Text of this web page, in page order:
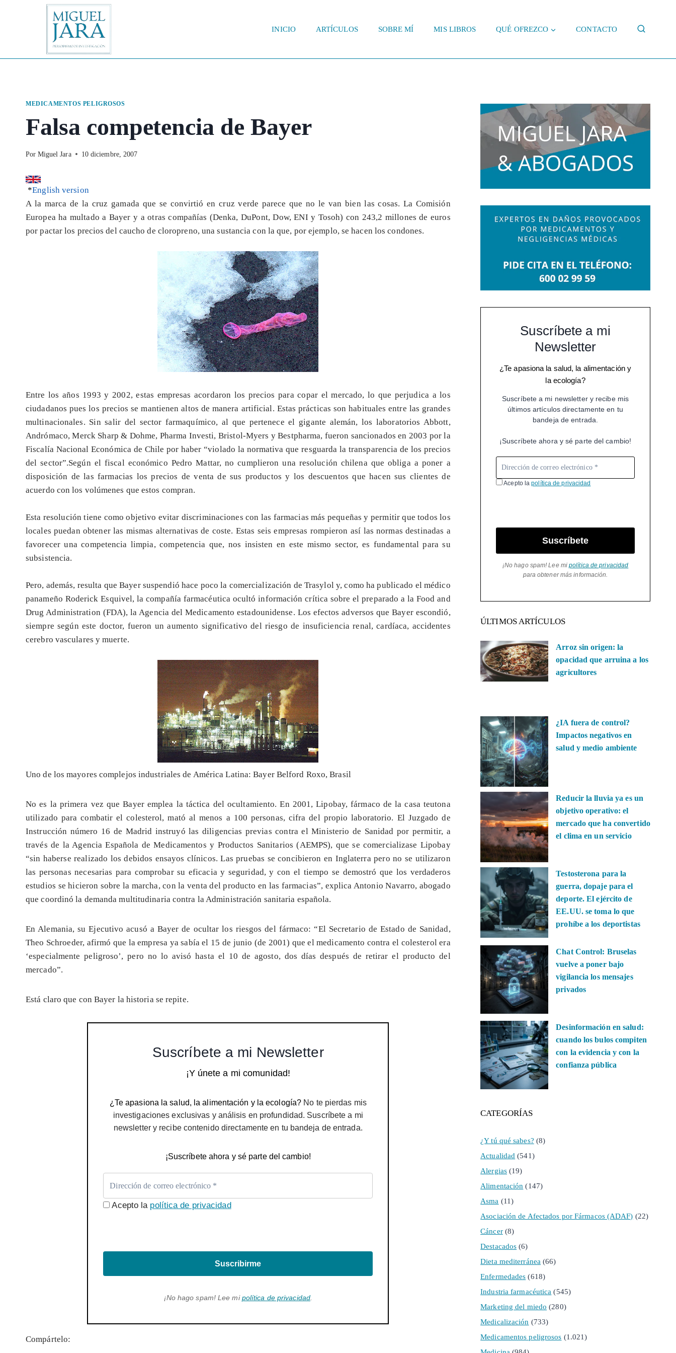
INICIO ARTÍCULOS SOBRE MÍ MIS LIBROS QUÉ OFREZCO CONTACTO
MEDICAMENTOS PELIGROSOS
Falsa competencia de Bayer
Por Miguel Jara 10 diciembre, 2007
*English version
A la marca de la cruz gamada que se convirtió en cruz verde parece que no le van bien las cosas. La Comisión
Europea ha multado a Bayer y a otras compañías (Denka, DuPont, Dow, ENI y Tosoh) con 243,2 millones de euros
por pactar los precios del caucho de cloropreno, una sustancia con la que, por ejemplo, se hacen los condones.
Entre los años 1993 y 2002, estas empresas acordaron los precios para copar el mercado, lo que perjudica a los
ciudadanos pues los precios se mantienen altos de manera artificial. Estas prácticas son habituales entre las grandes
multinacionales. Sin salir del sector farmaquímico, al que pertenece el gigante alemán, los laboratorios Abbott,
Andrómaco, Merck Sharp & Dohme, Pharma Investi, Bristol-Myers y Bestpharma, fueron sancionados en 2003 por la
Fiscalía Nacional Económica de Chile por haber “violado la normativa que resguarda la transparencia de los precios
del sector”.Según el fiscal económico Pedro Mattar, no cumplieron una resolución chilena que obliga a poner a
disposición de las farmacias los precios de venta de sus productos y los descuentos que hacen sus clientes de
acuerdo con los volúmenes que estos compran.
Esta resolución tiene como objetivo evitar discriminaciones con las farmacias más pequeñas y permitir que todos los
locales puedan obtener las mismas alternativas de coste. Estas seis empresas rompieron así las normas destinadas a
favorecer una competencia limpia, competencia que, nos insisten en este mismo sector, es fundamental para su
subsistencia.
Pero, además, resulta que Bayer suspendió hace poco la comercialización de Trasylol y, como ha publicado el médico
panameño Roderick Esquivel, la compañía farmacéutica ocultó información crítica sobre el preparado a la Food and
Drug Administration (FDA), la Agencia del Medicamento estadounidense. Los efectos adversos que Bayer escondió,
siempre según este doctor, fueron un aumento significativo del riesgo de insuficiencia renal, cardíaca, accidentes
cerebro vasculares y muerte.
Uno de los mayores complejos industriales de América Latina: Bayer Belford Roxo, Brasil
No es la primera vez que Bayer emplea la táctica del ocultamiento. En 2001, Lipobay, fármaco de la casa teutona
utilizado para combatir el colesterol, mató al menos a 100 personas, cifra del propio laboratorio. El Juzgado de
Instrucción número 16 de Madrid instruyó las diligencias previas contra el Ministerio de Sanidad por permitir, a
través de la Agencia Española de Medicamentos y Productos Sanitarios (AEMPS), que se comercializase Lipobay
“sin haberse realizado los debidos ensayos clínicos. Las pruebas se concibieron en Inglaterra pero no se utilizaron
las personas necesarias para comprobar su eficacia y seguridad, y con el tiempo se demostró que los verdaderos
estudios se hicieron sobre la marcha, con la venta del producto en las farmacias”, explica Antonio Navarro, abogado
que coordinó la demanda multitudinaria contra la Administración sanitaria española.
En Alemania, su Ejecutivo acusó a Bayer de ocultar los riesgos del fármaco: “El Secretario de Estado de Sanidad,
Theo Schroeder, afirmó que la empresa ya sabía el 15 de junio (de 2001) que el medicamento contra el colesterol era
‘especialmente peligroso’, pero no lo avisó hasta el 10 de agosto, dos días después de retirar el producto del
mercado”.
Está claro que con Bayer la historia se repite.
Suscríbete a mi Newsletter
¡Y únete a mi comunidad!
¿Te apasiona la salud, la alimentación y la ecología? No te pierdas mis
investigaciones exclusivas y análisis en profundidad. Suscríbete a mi
newsletter y recibe contenido directamente en tu bandeja de entrada.
¡Suscríbete ahora y sé parte del cambio!
Acepto la política de privacidad
Suscribirme
¡No hago spam! Lee mipolítica de privacidad
Compártelo:
Suscríbete a mi
Newsletter
¿Te apasiona la salud, la alimentación y
la ecología?
Suscríbete a mi newsletter y recibe mis
últimos artículos directamente en tu
bandeja de entrada.
¡Suscríbete ahora y sé parte del cambio!
Acepto lapolítica de privacidad
Suscríbete
¡No hago spam! Lee mipolítica de privacidad
para obtener más información.
ÚLTIMOS ARTÍCULOS
Arroz sin origen: la
opacidad que arruina a los
agricultores
¿IA fuera de control?
Impactos negativos en
salud y medio ambiente
Reducir la lluvia ya es un
objetivo operativo: el
mercado que ha convertido
el clima en un servicio
Testosterona para la
guerra, dopaje para el
deporte. El ejército de
EE.UU. se toma lo que
prohíbe a los deportistas
Chat Control: Bruselas
vuelve a poner bajo
vigilancia los mensajes
privados
Desinformación en salud:
cuando los bulos compiten
con la evidencia y con la
confianza pública
CATEGORÍAS
¿Y tú qué sabes? (8)
Actualidad (541)
Alergias(19)
Alimentación (147)
Asma (11)
Asociación de Afectados por Fármacos (ADAF) (22)
Cáncer(8)
Destacados (6)
Dieta mediterránea (66)
Enfermedades (618)
Industria farmacéutica (545)
Marketing del miedo (280)
Medicalización (733)
Medicamentos peligrosos (1.021)